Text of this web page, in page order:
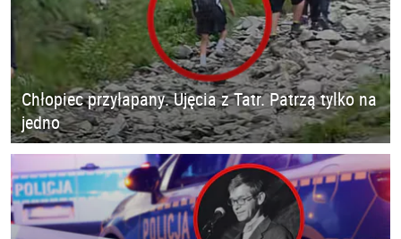
Chłopiec przyłapany. Ujęcia z Tatr. Patrzą tylko na
jedno